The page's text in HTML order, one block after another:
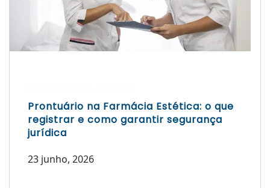
Prontuário na Farmácia Estética: o que
registrar e como garantir segurança
jurídica
23 junho, 2026